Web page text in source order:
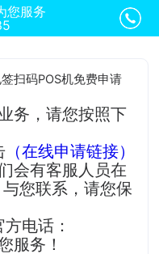
您服务
扫码POS机免费申请
务，请您按照下
（在线申请链接）
会有客服人员在
与您联系，请您保
电话：
服务！